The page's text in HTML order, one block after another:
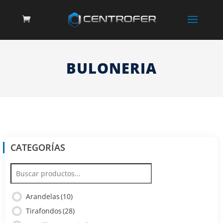
BULONERIA
CATEGORÍAS
Arandelas(10)
Tirafondos(28)